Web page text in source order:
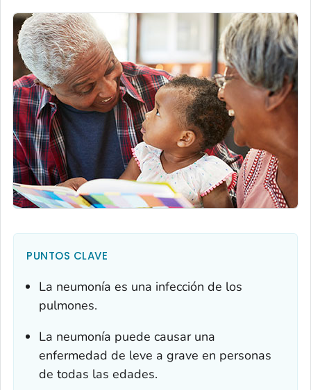
PUNTOS CLAVE
La neumonía es una infección de los
pulmones.
La neumonía puede causar una
enfermedad de leve a grave en personas
de todas las edades.